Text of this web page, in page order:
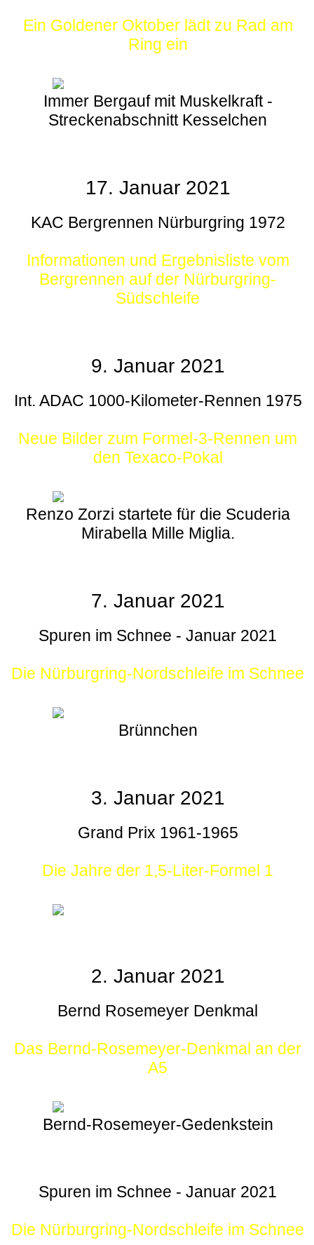
Ein Goldener Oktober lädt zu Rad am
Ring ein
Immer Bergauf mit Muskelkraft -
Streckenabschnitt Kesselchen
17. Januar 2021
KAC Bergrennen Nürburgring 1972
Informationen und Ergebnisliste vom
Bergrennen auf der Nürburgring-
Südschleife
9. Januar 2021
Int. ADAC 1000-Kilometer-Rennen 1975
Neue Bilder zum Formel-3-Rennen um
den Texaco-Pokal
Renzo Zorzi startete für die Scuderia
Mirabella Mille Miglia.
7. Januar 2021
Spuren im Schnee - Januar 2021
Die Nürburgring-Nordschleife im Schnee
Brünnchen
3. Januar 2021
Grand Prix 1961-1965
Die Jahre der 1,5-Liter-Formel 1
2. Januar 2021
Bernd Rosemeyer Denkmal
Das Bernd-Rosemeyer-Denkmal an der
A5
Bernd-Rosemeyer-Gedenkstein
Spuren im Schnee - Januar 2021
Die Nürburgring-Nordschleife im Schnee